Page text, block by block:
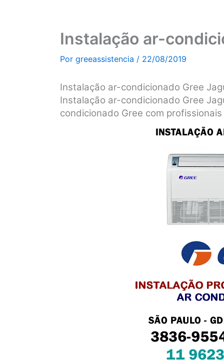
Instalação ar-
Por greeassistencia / 22/08/2019
Instalação ar-condicionado Gree
Instalação ar-condicionado Gree
condicionado Gree com